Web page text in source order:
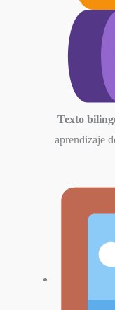
Texto
aprendizaje